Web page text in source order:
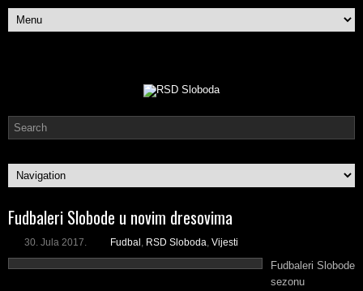
Fudbaleri Slobode u novim dresovima
30. Jula 2017. Fudbal , RSD Sloboda, Vijesti
Fudbaleri Slobode
sezonu